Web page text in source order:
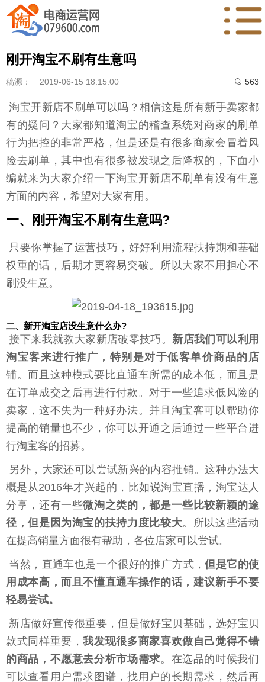
刚开淘宝不刷有生意吗
稿源： 2019-06-15 18:15:00  563
淘宝开新店不刷单可以吗？相信这是所有新手卖家都
有的疑问？大家都知道淘宝的稽查系统对商家的刷单
行为把控的非常严格，但是还是有很多商家会冒着风
险去刷单，其中也有很多被发现之后降权的，下面小
编就来为大家介绍一下淘宝开新店不刷单有没有生意
方面的内容，希望对大家有用。
一、刚开淘宝不刷有生意吗?
只要你掌握了运营技巧，好好利用流程扶持期和基础
权重的话，后期才更容易突破。所以大家不用担心不
刷没生意。
二、新开淘宝店没生意什么办?
接下来我就教大家新店破零技巧。 新店我们可以利用
淘宝客来进行推广，特别是对于低客单价商品的店
铺。而且这种模式要比直通车所需的成本低，而且是
在订单成交之后再进行付款。对于一些追求低风险的
卖家，这不失为一种好办法。并且淘宝客可以帮助你
提高的销量也不少，你可以开通之后通过一些平台进
行淘宝客的招募。
另外，大家还可以尝试新兴的内容推销。这种办法大
概是从2016年才兴起的，比如说淘宝直播，淘宝达人
分享，还有一些微淘之类的，都是一些比较新颖的途
径，但是因为淘宝的扶持力度比较大。所以这些活动
在提高销量方面很有帮助，各位店家可以尝试。
当然，直通车也是一个很好的推广方式，但是它的使
用成本高，而且不懂直通车操作的话，建议新手不要
轻易尝试。
新店做好宣传很重要，但是做好宝贝基础，选好宝贝
款式同样重要，我发现很多商家喜欢做自己觉得不错
的商品，不愿意去分析市场需求。在选品的时候我们
可以查看用户需求图谱，找用户的长期需求，然后再